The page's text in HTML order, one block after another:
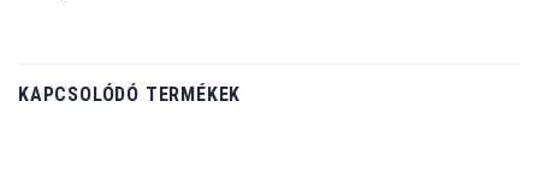
KAPCSOLÓDÓ TERMÉKEK